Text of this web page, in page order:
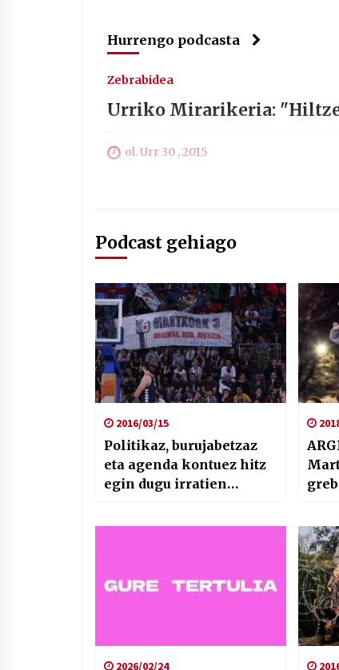
Hurrengo podcasta
Zebrabidea
Urriko Mirarikeria:
ol. Urr 30 , 2015
Podcast gehiago
2016/03/15
Politikaz, burujabetzaz
eta agenda kontuez hitz
egin dugu irratien
2026/02/24